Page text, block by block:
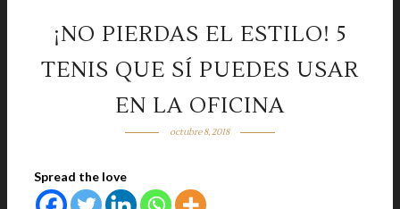
¡NO PIERDAS EL ESTILO! 5
TENIS QUE SÍ PUEDES USAR
EN LA OFICINA
octubre 8, 2018
Spread the love